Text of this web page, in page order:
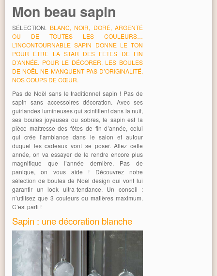
Mon beau sapin
SÉLECTION. BLANC, NOIR, DORÉ, ARGENTÉ
OU DE TOUTES LES COULEURS…
L’INCONTOURNABLE SAPIN DONNE LE TON
POUR ÊTRE LA STAR DES FÊTES DE FIN
D’ANNÉE. POUR LE DÉCORER, LES BOULES
DE NOËL NE MANQUENT PAS D’ORIGINALITÉ.
NOS COUPS DE CŒUR.
Pas de Noël sans le traditionnel sapin ! Pas de
sapin sans accessoires décoration. Avec ses
guirlandes lumineuses qui scintillent dans la nuit,
ses boules joyeuses ou sobres, le sapin est la
pièce maîtresse des fêtes de fin d’année, celui
qui crée l’ambiance dans le salon et autour
duquel les cadeaux vont se poser. Allez cette
année, on va essayer de le rendre encore plus
magnifique que l’année dernière. Pas de
panique, on vous aide ! Découvrez notre
sélection de boules de Noël design qui vont lui
garantir un look ultra-tendance. Un conseil :
n’utilisez que 3 couleurs ou matières maximum.
C’est parti !
Sapin : une décoration blanche